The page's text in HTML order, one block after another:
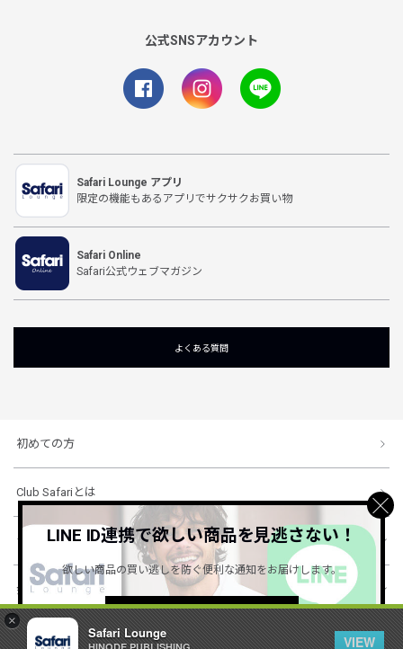
×
Safari Lounge
VIEW
公式SNSアカウント
Safari Lounge アプリ
限定の機能もあるアプリでサクサクお買い物
Safari Online
Safari公式ウェブマガジン
よくある質問
初めての方
Club Safariとは
ショッピングガイド
会社概要・規約
LINE ID連携で欲しい商品を見逃さない！
欲しい商品の買い逃しを防ぐ便利な通知をお届けします。
詳しくはこちら ＞